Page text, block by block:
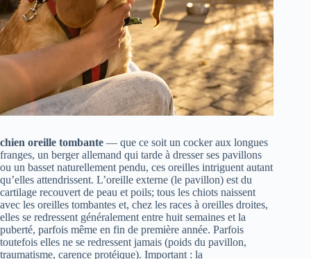
chien oreille tombante — que ce soit un cocker aux longues
franges, un berger allemand qui tarde à dresser ses pavillons
ou un basset naturellement pendu, ces oreilles intriguent autant
qu’elles attendrissent. L’oreille externe (le pavillon) est du
cartilage recouvert de peau et poils; tous les chiots naissent
avec les oreilles tombantes et, chez les races à oreilles droites,
elles se redressent généralement entre huit semaines et la
puberté, parfois même en fin de première année. Parfois
toutefois elles ne se redressent jamais (poids du pavillon,
traumatisme, carence protéique). Important : la